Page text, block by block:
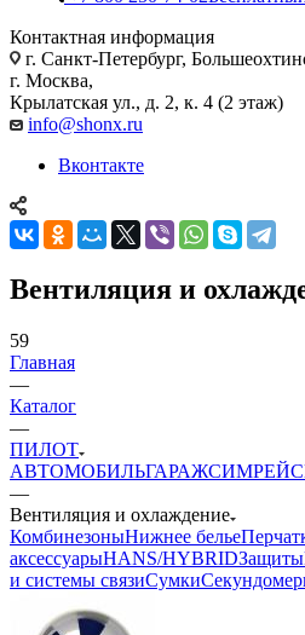
Контактная информация
г. Санкт-Петербург,
г. Москва,
Крылатская ул., д. 2, к. 4 (2 этаж)
info@shonx.ru
Вконтакте
Вентиляция и
59
Главная
—
Каталог
—
ПИЛОТ
АВТОМОБИЛЬГАРАЖ
—
Вентиляция и охлаждение
КомбинезоныНижнее белье
аксессуарыHANS/HYBRIDЗащиты
и системы связиСумки